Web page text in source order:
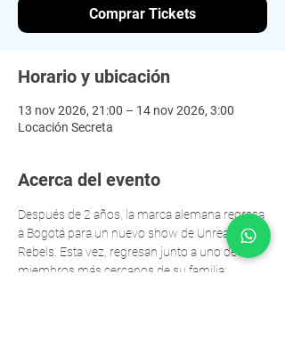
Comprar Tickets
Horario y ubicación
13 nov 2026, 21:00 – 14 nov 2026, 3:00
Locación Secreta
Acerca del evento
Después de 2 años, la marca alemana regresa
a Bogotá para un nuevo show de Unreal x
Rebels. Esta vez, regresan junto a uno de los
miembros más cercanos de su familia: